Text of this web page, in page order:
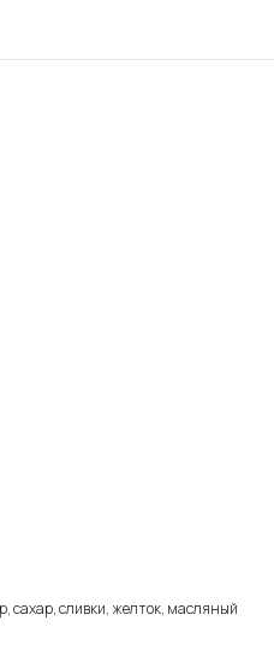
сахар, сливки, желток, масляный